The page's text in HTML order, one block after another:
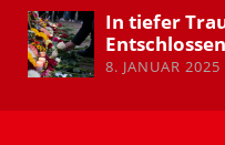
In tiefer
8. JANUAR 2025